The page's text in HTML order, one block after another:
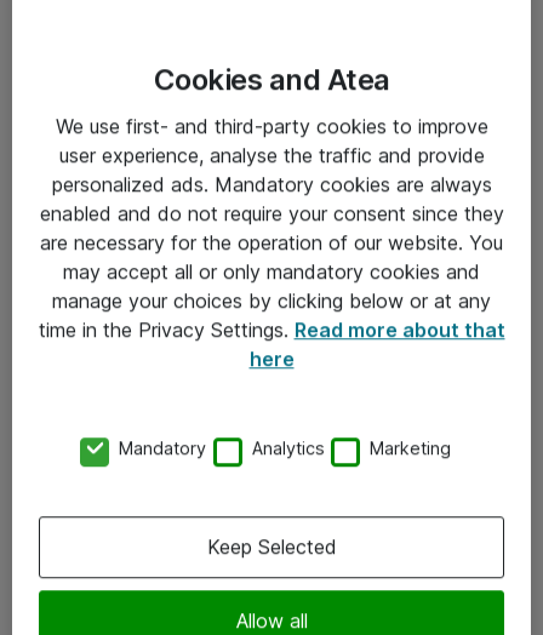
Informasjon
Salgsbetingelser
Sjekkliste ved mottak av gods
Kontakt
Cookies and Atea
We use first- and third-party cookies to improve
user experience, analyse the traffic and provide
personalized ads. Mandatory cookies are always
enabled and do not require your consent since they
are necessary for the operation of our website. You
may accept all or only mandatory cookies and
manage your choices by clicking below or at any
time in the Privacy Settings. Read more about that
here
Mandatory Analytics Marketing
Allow all
Keep Selected